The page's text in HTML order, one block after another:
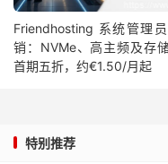
Friendhosting 系统管理
销：NVMe、高主频及存
首期五折，约€1.50/月起
特别推荐